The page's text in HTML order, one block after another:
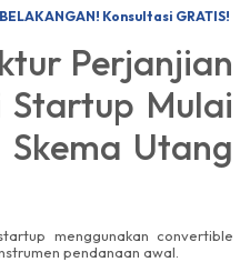
Konsultasi GRATIS!
Perjanjian
Startup Mulai
Utang
menggunakan convertible
pendanaan awal.